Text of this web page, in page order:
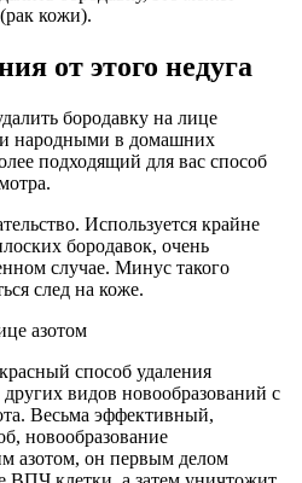
кожи).
от этого недуга
бородавку на лице
народными в домашних
подходящий для вас способ
Используется крайне
бородавок, очень
случае. Минус такого
след на коже.
способ удаления
видов новообразований с
Весьма эффективный,
новообразование
азотом, он первым делом